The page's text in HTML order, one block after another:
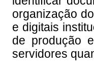
organização
e digitais
de produção
servidores